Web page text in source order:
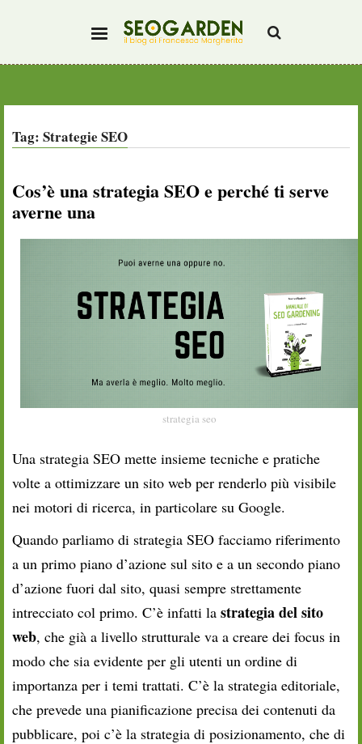
Tag: Strategie SEO
Cos’è una strategia SEO e perché ti serve
averne una
strategia seo
Una strategia SEO mette insieme tecniche e pratiche
volte a ottimizzare un sito web per renderlo più visibile
nei motori di ricerca, in particolare su Google.
Quando parliamo di strategia SEO facciamo riferimento
a un primo piano d’azione sul sito e a un secondo piano
d’azione fuori dal sito, quasi sempre strettamente
intrecciato col primo. C’è infatti la strategia del sito
web, che già a livello strutturale va a creare dei focus in
modo che sia evidente per gli utenti un ordine di
importanza per i temi trattati. C’è la strategia editoriale,
che prevede una pianificazione precisa dei contenuti da
pubblicare, poi c’è la strategia di posizionamento, che di